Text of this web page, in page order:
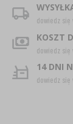
dowiedz się
KOSZT
dowiedz się
14 DNI
dowiedz się